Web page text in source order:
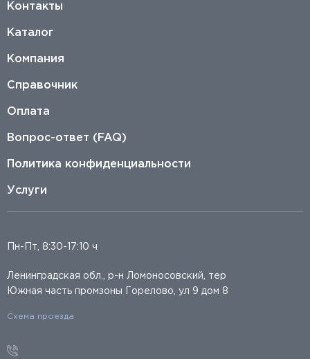
Контакты
Каталог
Компания
Справочник
Оплата
Вопрос-ответ (FAQ)
Политика конфиденциальности
Услуги
Пн-Пт, 8:30-17:10 ч
Ленинградская обл., р-н Ломоносовский, тер
Южная часть промзоны Горелово, ул 9 дом 8
Схема проезда